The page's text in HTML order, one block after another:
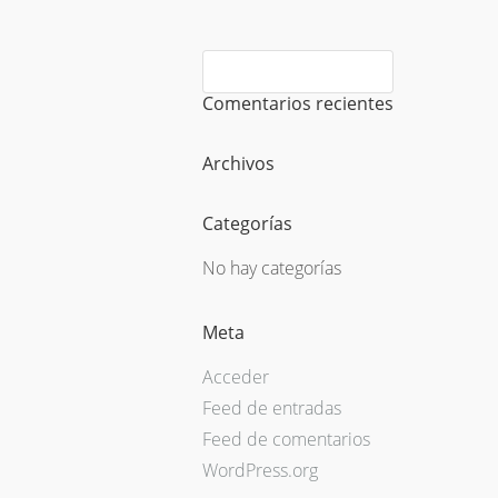
Comentarios recientes
Archivos
Categorías
No hay categorías
Meta
Acceder
Feed de entradas
Feed de comentarios
WordPress.org